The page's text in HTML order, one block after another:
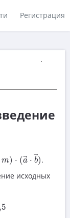
Регистрация
m) ⋅ (→
a ⋅ →
b)
) a→ b→
.
исходных
5